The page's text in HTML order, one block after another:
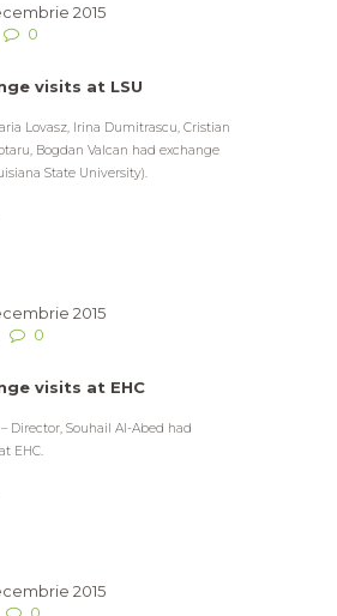
2015
0
visits at LSU
Lovasz, Irina Dumitrascu, Cristian
Bogdan Valcan had exchange
State University).
2015
0
visits at EHC
Director, Souhail Al-Abed had
EHC.
2015
0